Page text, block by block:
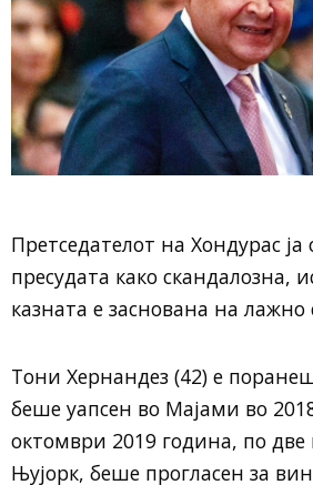
Претседателот на Хондурас
пресудата како скандалозна,
казната е заснована на лажно
Тони Хернандез (42) е
беше уапсен во Мајами во
октомври 2019 година, по
Њујорк, беше прогласен за